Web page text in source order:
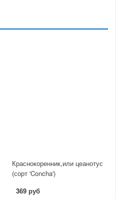
Краснокоренник,или цеанотус
(сорт 'Concha')
369 руб